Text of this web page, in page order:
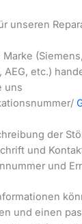
unseren
AEG, etc.)
uns
der
und
und
und einen